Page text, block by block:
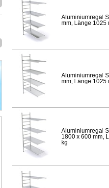
Aluminiumregal
mm, Länge 1025
Aluminiumregal
mm, Länge 1025
Aluminiumregal
1800 x 600 mm,
kg